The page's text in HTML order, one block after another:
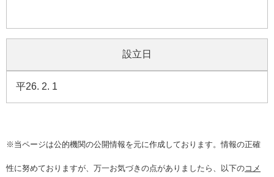
設立日
平26. 2. 1
※当ページは公的機関の公開情報を元に作成しております。情報の正確
性に努めておりますが、万一お気づきの点がありましたら、以下のコメ